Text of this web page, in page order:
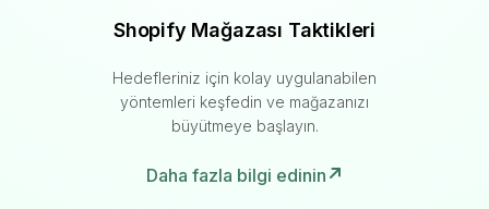
Shopify Mağazası Taktikleri
Hedefleriniz için kolay uygulanabilen
yöntemleri keşfedin ve mağazanızı
büyütmeye başlayın.
Daha fazla bilgi edinin